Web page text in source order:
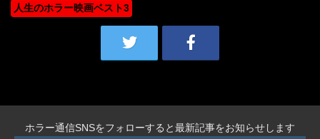
人生のホラー映画ベスト3
ホラー通信SNSをフォローすると最新記事をお知らせします